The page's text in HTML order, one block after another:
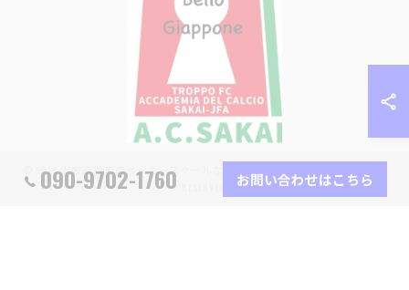
090-9702-1760 お問い合わせはこちら
© 2026 大阪府堺市のサッカースクールなら堺少年サッカー協会 ALL RIGHTS